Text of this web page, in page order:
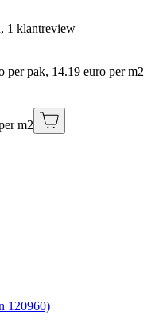
1 klantreview
per pak, 14.19 euro per m2
m2
120960)